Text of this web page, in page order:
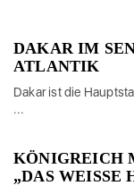
DAKAR IM
ATLANTIK
Dakar ist die
...
KÖNIGREICH
„DAS WEISSE